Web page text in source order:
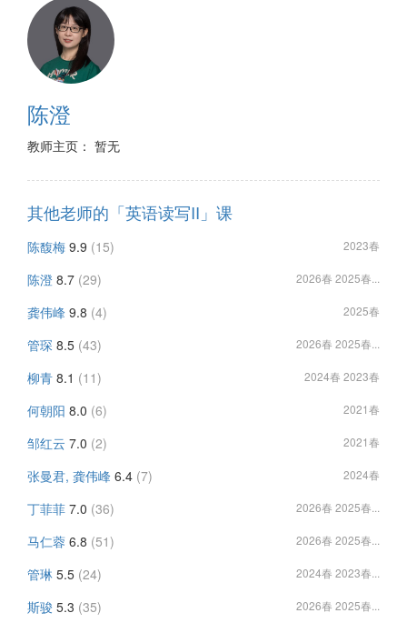
陈澄
教师主页： 暂无
其他老师的「英语读写II」课
陈馥梅 9.9 (15) 2023春
陈澄 8.7 (29) 2026春 2025春...
龚伟峰 9.8 (4) 2025春
管琛 8.5 (43) 2026春 2025春...
柳青 8.1 (11) 2024春 2023春
何朝阳 8.0 (6) 2021春
邹红云 7.0 (2) 2021春
张曼君, 龚伟峰 6.4 (7) 2024春
丁菲菲 7.0 (36) 2026春 2025春...
马仁蓉 6.8 (51) 2026春 2025春...
管琳 5.5 (24) 2024春 2023春...
斯骏 5.3 (35) 2026春 2025春...